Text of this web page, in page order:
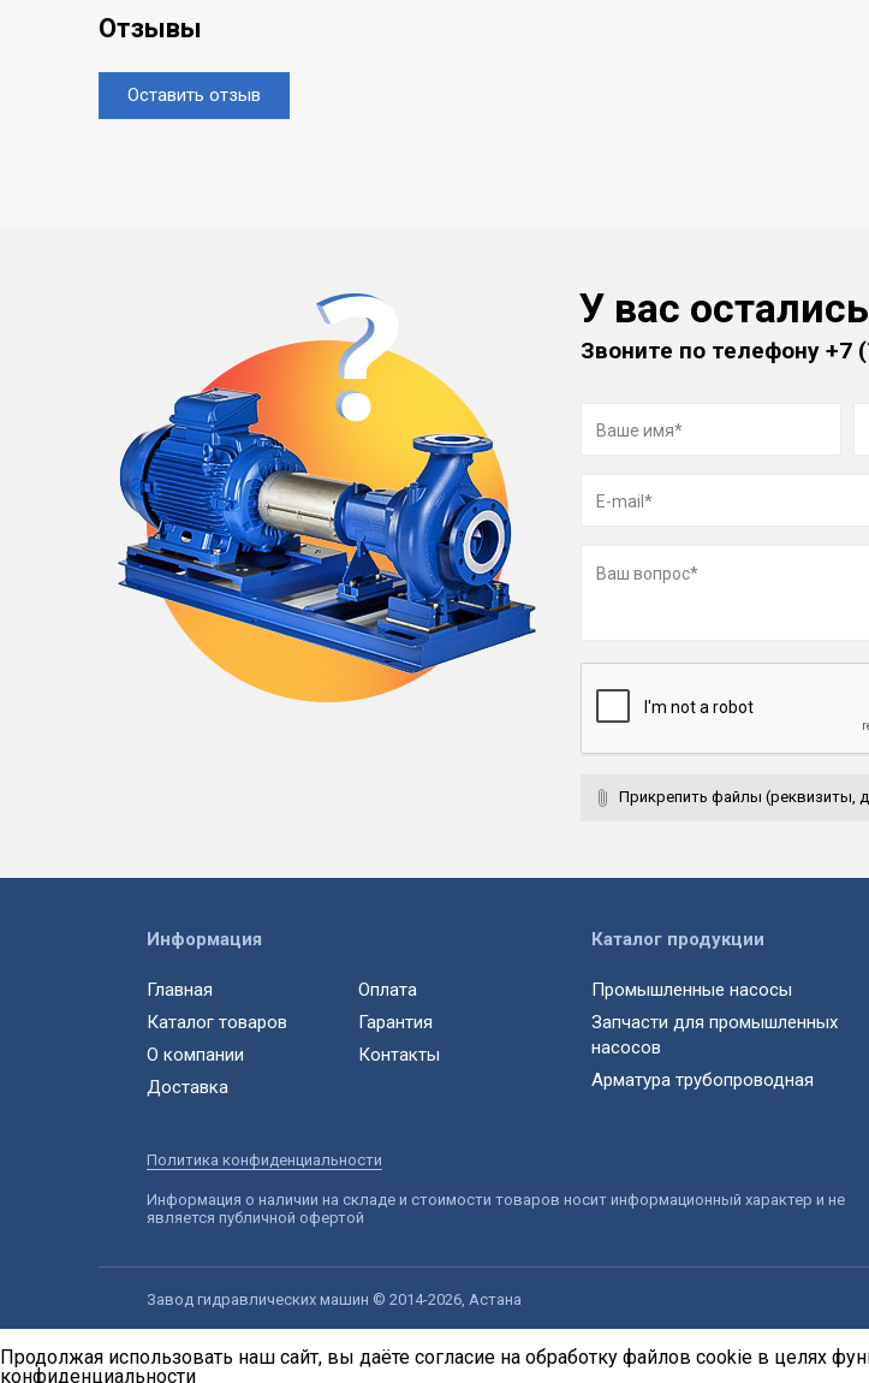
Отзывы
Оставить отзыв
У вас
Звоните по телефону+7
Прикрепить файлы (реквизиты,
Информация
Главная
Каталог товаров
О компании
Доставка
Оплата
Гарантия
Контакты
Каталог продукции
Промышленные насосы
Запчасти для промышленных
насосов
Арматура трубопроводная
Политика конфиденциальности
Информация о наличии на складе и стоимости товаров носит информационный характер и не
является публичной офертой
Завод гидравлических машин © 2014-2026, Астана
Продолжая использовать наш сайт, вы даёте согласие на обработку файлов cookie в целях
конфиденциальности